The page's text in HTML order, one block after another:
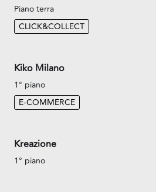
Piano terra
CLICK&COLLECT
Kiko Milano
1° piano
E-COMMERCE
Kreazione
1° piano